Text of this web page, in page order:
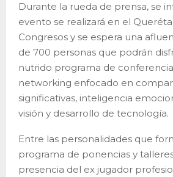
Durante la rueda de prensa, se
evento se realizará en el
Congresos y se espera una
de 700 personas que podrán
nutrido programa de
networking enfocado en
significativas, inteligencia
visión y desarrollo de tecnología.
Entre las personalidades que
programa de ponencias y
presencia del ex jugador